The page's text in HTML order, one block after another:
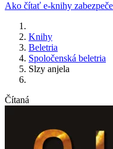
Ako čítať e-knihy
Knihy
Beletria
Spoločenská beletria
Slzy anjela
Čítaná